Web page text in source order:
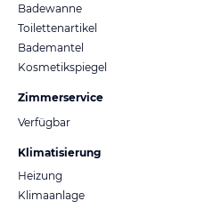
Badewanne
Toilettenartikel
Bademantel
Kosmetikspiegel
Zimmerservice
Verfügbar
Klimatisierung
Heizung
Klimaanlage